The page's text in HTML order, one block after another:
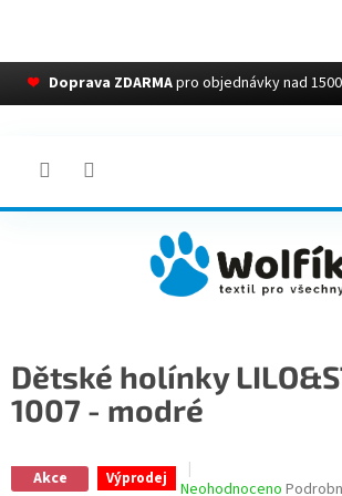
❤ Doprava ZDARMApro objednávky nad
Dětské holínky
1007 - modré
Akce Výprodej
Průměrné
Neohodnoceno